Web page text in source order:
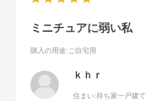
ミニチュアに弱い私
購入の用途:ご自宅用
ｋｈｒ
住まい:持ち家一戸建て